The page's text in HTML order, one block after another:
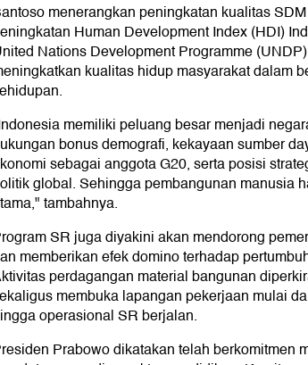
menerangkan peningkatan kualitas
Human Development Index (HDI)
Nations Development Programme
kualitas hidup masyarakat dalam
memiliki peluang besar menjadi
bonus demografi, kekayaan sumber
sebagai anggota G20, serta posisi
global. Sehingga pembangunan manusia
tambahnya.
SR juga diyakini akan mendorong
memberikan efek domino terhadap
perdagangan material bangunan
membuka lapangan pekerjaan mulai
operasional SR berjalan.
Prabowo dikatakan telah berkomitmen